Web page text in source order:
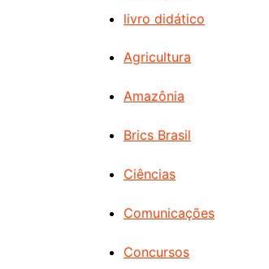
livro didático
Agricultura
Amazônia
Brics Brasil
Ciências
Comunicações
Concursos